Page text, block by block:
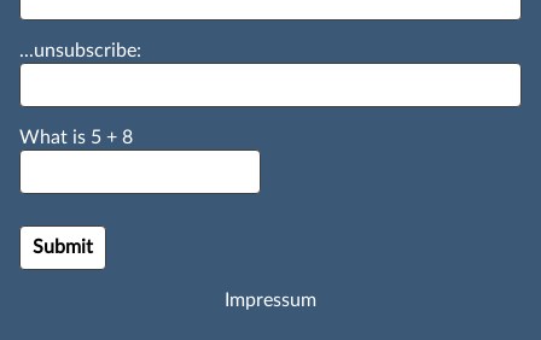
...unsubscribe:
What is 5 + 8
Impressum